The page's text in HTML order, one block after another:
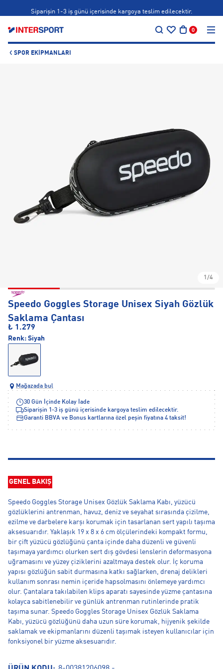
Siparişin 1-3 iş günü içerisinde kargoya teslim edilecektir.
Bonus kartlara özel vade farksız taksit seçenekleri!
0
SPOR EKIPMANLARI
1/4
Speedo Goggles Storage Unisex Siyah Gözlük
Saklama Çantası
₺ 1.279
Renk: Siyah
Mağazada bul
30 Gün İçinde Kolay İade
Siparişin 1-3 iş günü içerisinde kargoya teslim edilecektir.
Garanti BBVA ve Bonus kartlarına özel peşin fiyatına 4 taksit!
GENEL BAKIŞ
Speedo Goggles Storage Unisex Gözlük Saklama Kabı, yüzücü
gözlüklerini antrenman, havuz, deniz ve seyahat sırasında çizilme,
ezilme ve darbelere karşı korumak için tasarlanan sert yapılı taşıma
aksesuarıdır. Yaklaşık 19 x 8 x 6 cm ölçülerindeki kompakt formu,
bir çift yüzücü gözlüğünü çanta içinde daha düzenli ve güvenli
taşımaya yardımcı olurken sert dış gövdesi lenslerin deformasyona
uğramasını ve yüzey çiziklerini azaltmaya destek olur. İç koruma
yapısı gözlüğün sabit durmasına katkı sağlarken, drenaj delikleri
kullanım sonrası nemin içeride hapsolmasını önlemeye yardımcı
olur. Çantalara takılabilen klips aparatı sayesinde yüzme çantasına
kolayca sabitlenebilir ve günlük antrenman rutinlerinde pratik
taşıma sunar. Speedo Goggles Storage Unisex Gözlük Saklama
Kabı, yüzücü gözlüğünü daha uzun süre korumak, hijyenik şekilde
saklamak ve ekipmanlarını düzenli taşımak isteyen kullanıcılar için
fonksiyonel bir yüzme aksesuarıdır.